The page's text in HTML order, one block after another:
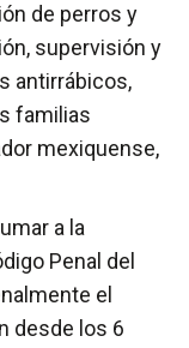
de perros y
supervisión y
antirrábicos,
familias
mexiquense,
a la
Penal del
el
desde los 6